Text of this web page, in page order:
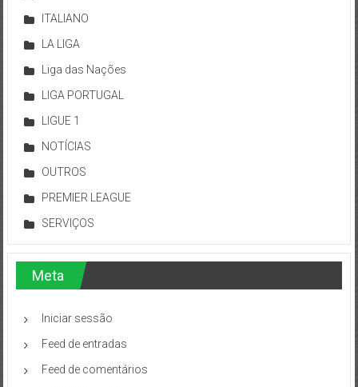
ITALIANO
LA LIGA
Liga das Nações
LIGA PORTUGAL
LIGUE 1
NOTÍCIAS
OUTROS
PREMIER LEAGUE
SERVIÇOS
Meta
Iniciar sessão
Feed de entradas
Feed de comentários